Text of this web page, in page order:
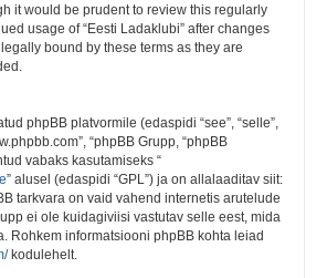
it would be prudent to review this regularly
usage of “Eesti Ladaklubi” after changes
bound by these terms as they are
phpBB platvormile (edaspidi “see”, “selle”,
“phpBB Grupp, “phpBB
vabaks kasutamiseks “
” alusel (edaspidi “GPL”) ja on allalaaditav siit:
tarkvara on vaid vahend internetis arutelude
ei ole kuidagiviisi vastutav selle eest, mida
Rohkem informatsiooni phpBB kohta leiad
kodulehelt.